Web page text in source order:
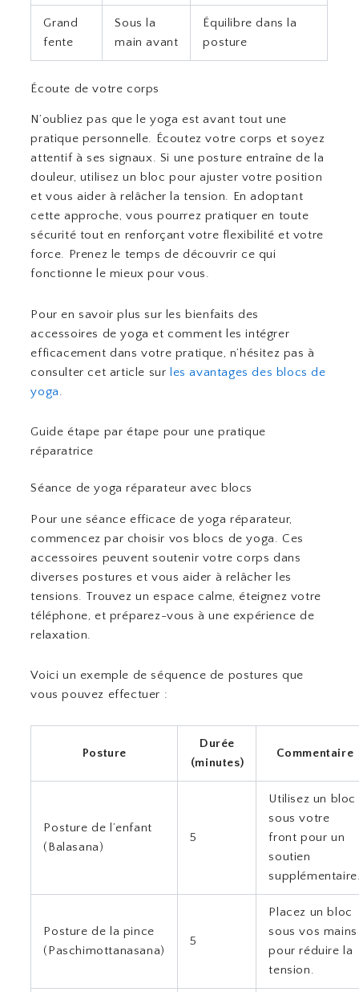
Grand
fente
Sous la
main avant
Équilibre dans la
posture
Écoute de votre corps
N’oubliez pas que le yoga est avant tout une
pratique personnelle. Écoutez votre corps et soyez
attentif à ses signaux. Si une posture entraîne de la
douleur, utilisez un bloc pour ajuster votre position
et vous aider à relâcher la tension. En adoptant
cette approche, vous pourrez pratiquer en toute
sécurité tout en renforçant votre flexibilité et votre
force. Prenez le temps de découvrir ce qui
fonctionne le mieux pour vous.
Pour en savoir plus sur les bienfaits des
accessoires de yoga et comment les intégrer
efficacement dans votre pratique, n’hésitez pas à
consulter cet article sur les avantages des blocs de
yoga.
Guide étape par étape pour une pratique
réparatrice
Séance de yoga réparateur avec blocs
Pour une séance efficace de yoga réparateur,
commencez par choisir vos blocs de yoga. Ces
accessoires peuvent soutenir votre corps dans
diverses postures et vous aider à relâcher les
tensions. Trouvez un espace calme, éteignez votre
téléphone, et préparez-vous à une expérience de
relaxation.
Voici un exemple de séquence de postures que
vous pouvez effectuer :
Posture
Durée
(minutes)
Commentaire
Posture de l’enfant
(Balasana)
5
Utilisez un bloc
sous votre
front pour un
soutien
Posture de la pince
(Paschimottanasana)
5
Placez un bloc
sous vos mains
pour réduire la
tension.